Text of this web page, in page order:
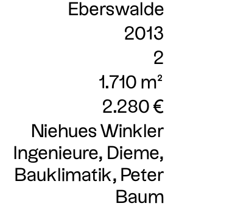
Eberswalde
2013
2
1.710 m²
2.280 €
Niehues Winkler
Ingenieure, Dieme,
Bauklimatik, Peter
Baum